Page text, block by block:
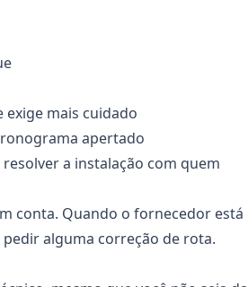
mais cuidado
apertado
a instalação com quem
conta. Quando o fornecedor está
alguma correção de rota.